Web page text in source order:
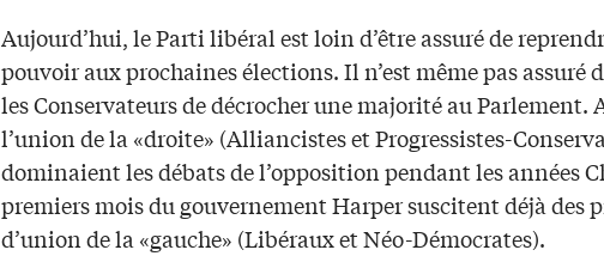
Aujourd’hui, le Parti libéral est loin d’être assuré de
pouvoir aux prochaines élections. Il n’est même pas assuré
les Conservateurs de décrocher une majorité au Parlement.
l’union de la «droite» (Alliancistes et Progressistes-
dominaient les débats de l’opposition pendant les années
premiers mois du gouvernement Harper suscitent déjà des
d’union de la «gauche» (Libéraux et Néo-Démocrates).